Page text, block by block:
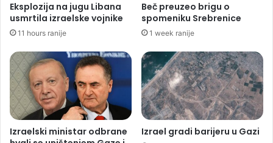
Eksplozija na jugu Libana
usmrtila izraelske vojnike
11 hours ranije
Beč preuzeo brigu o
spomeniku Srebrenice
1 week ranije
Izraelski ministar odbrane
Izrael gradi barijeru u Gazi